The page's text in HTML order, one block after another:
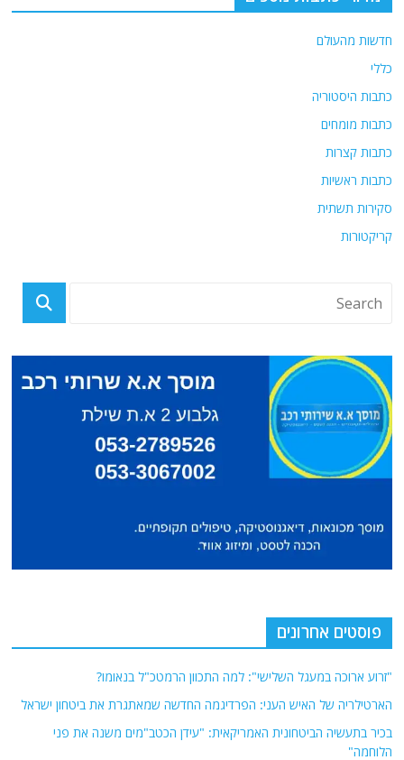
חדשות מהעולם
כללי
כתבות היסטוריה
כתבות מומחים
כתבות קצרות
כתבות ראשיות
סקירות תשתית
קריקטורות
פוסטים אחרונים
"זרוע ארוכה במעגל השלישי": למה התכוון הרמטכ"ל בנאומו?
הארטילריה של האיש העני: הפרדיגמה החדשה שמאתגרת את ביטחון ישראל
בכיר בתעשיה הביטחונית האמריקאית: "עידן הכטב"מים משנה את פני
הלוחמה"